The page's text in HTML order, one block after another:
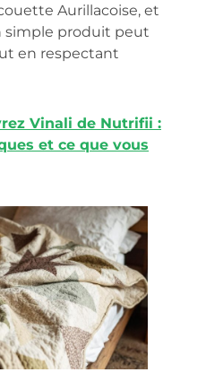
Aurillacoise, et
simple produit peut
en respectant
Vinali de Nutrifii :
et ce que vous